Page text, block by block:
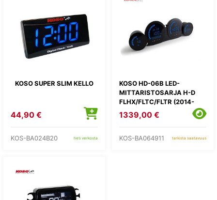
KOSO SUPER SLIM KELLO
44,90 €
KOS-BA024B20 heti verkosta
KOSO HD-06B LED-
MITTARISTOSARJA H-D
FLHX/FLTC/FLTR (2014-
2021)
1339,00 €
KOS-BA064911 tarkista saatavuus